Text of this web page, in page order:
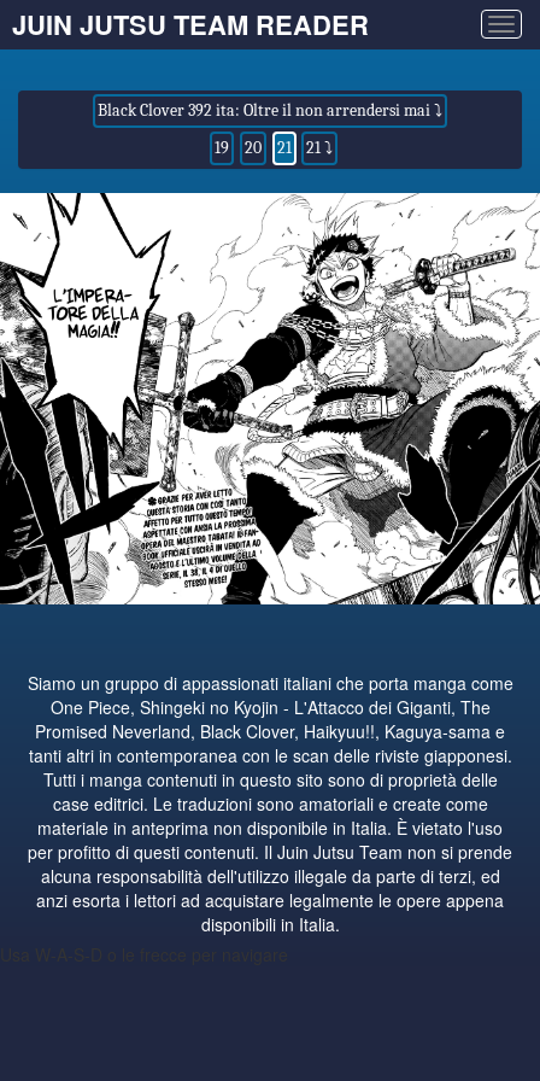
JUIN JUTSU TEAM READER
Black Clover 392 ita: Oltre il non arrendersi mai ⤵
19
20 21 21 ⤵
Siamo un gruppo di appassionati italiani che porta manga come
One Piece, Shingeki no Kyojin - L'Attacco dei Giganti, The
Promised Neverland, Black Clover, Haikyuu!!, Kaguya-sama e
tanti altri in contemporanea con le scan delle riviste giapponesi.
Tutti i manga contenuti in questo sito sono di proprietà delle
case editrici. Le traduzioni sono amatoriali e create come
materiale in anteprima non disponibile in Italia. È vietato l'uso
per profitto di questi contenuti. Il Juin Jutsu Team non si prende
alcuna responsabilità dell'utilizzo illegale da parte di terzi, ed
anzi esorta i lettori ad acquistare legalmente le opere appena
disponibili in Italia.